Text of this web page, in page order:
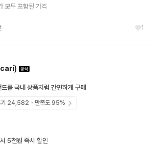
모두 포함된 가격
1
를 국내 상품처럼 간편하게 구매
24,582 ・만족도95%
5천원 즉시 할인